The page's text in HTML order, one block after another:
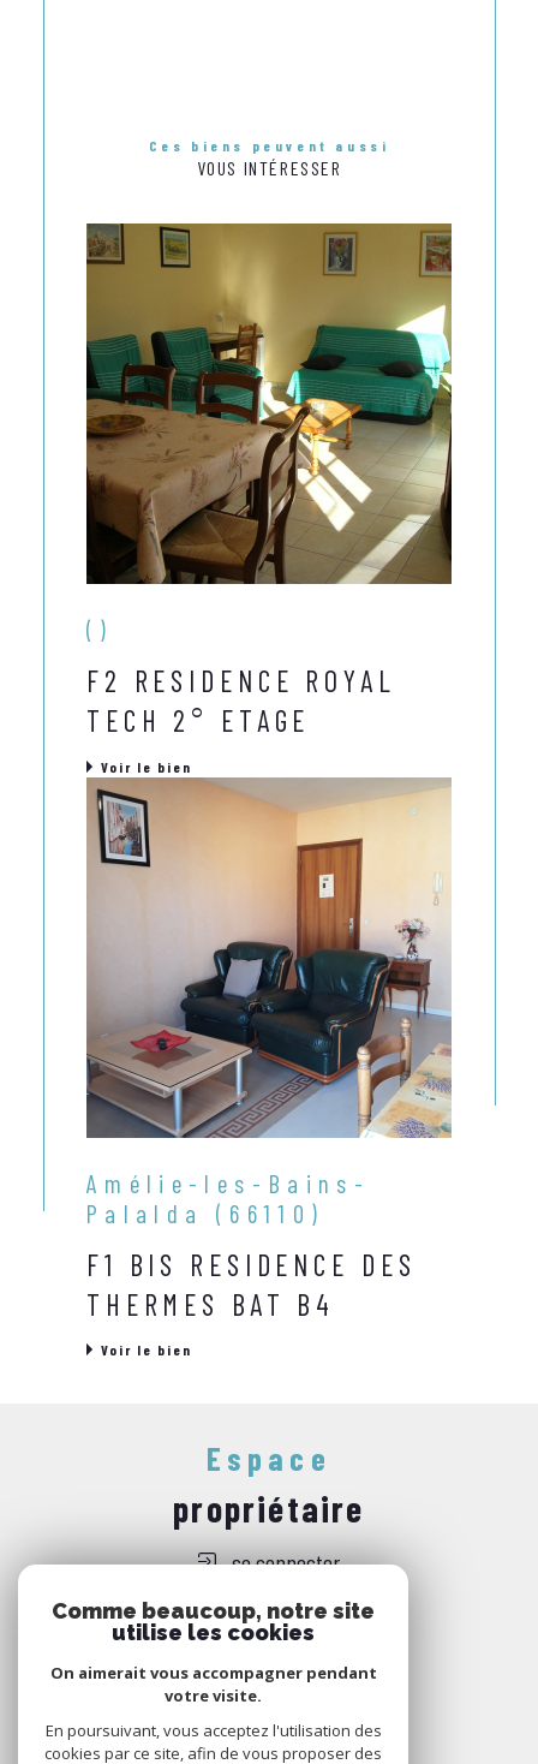
Ces biens peuvent aussi
VOUS INTÉRESSER
()
F2 RESIDENCE ROYAL
TECH 2° ETAGE
Voir le bien
Amélie-les-Bains-
Palalda (66110)
F1 BIS RESIDENCE DES
THERMES BAT B4
Voir le bien
Espace
propriétaire
se connecter
Nous
adhérons
Comme beaucoup, notre site
utilise les cookies
On aimerait vous accompagner pendant
votre visite.
En poursuivant, vous acceptez l'utilisation des
cookies par ce site, afin de vous proposer des